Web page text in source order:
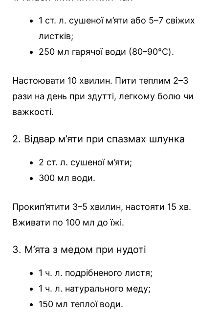
1 ст. л. сушеної м’яти або 5–7 свіжих
листків;
250 мл гарячої води (80–90°C).
Настоювати 10 хвилин. Пити теплим 2–3
рази на день при здутті, легкому болю чи
важкості.
2. Відвар м’яти при спазмах шлунка
2 ст. л. сушеної м’яти;
300 мл води.
Прокип’ятити 3–5 хвилин, настояти 15 хв.
Вживати по 100 мл до їжі.
3. М’ята з медом при нудоті
1 ч. л. подрібненого листя;
1 ч. л. натурального меду;
150 мл теплої води.